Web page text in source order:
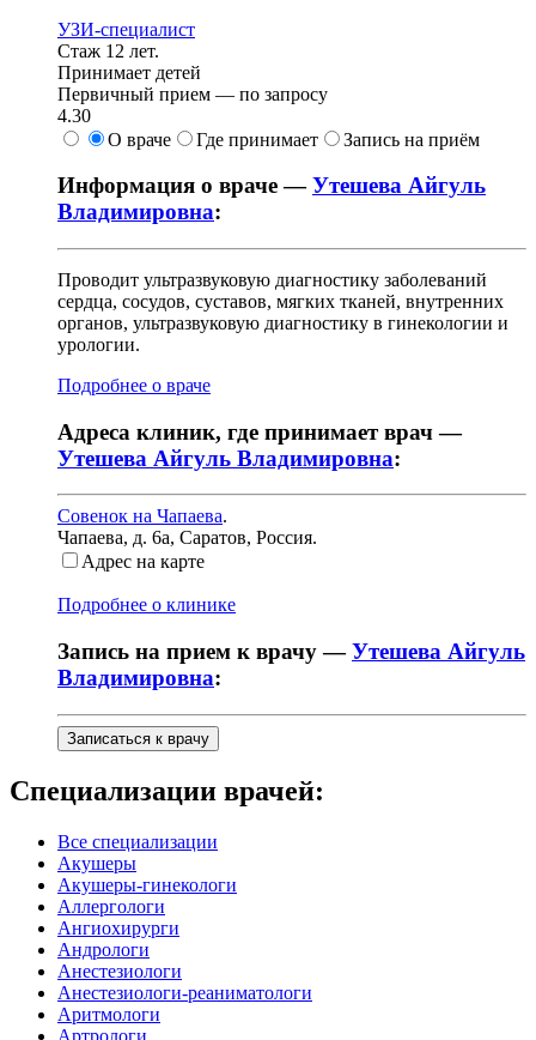
УЗИ-специалист
Стаж 12 лет.
Принимает детей
Первичный прием — по запросу
4.30
О враче
Где принимает Запись на приём
Информация о враче —Утешева Айгуль
Владимировна:
Проводит ультразвуковую диагностику заболеваний
сердца, сосудов, суставов, мягких тканей, внутренних
органов, ультразвуковую диагностику в гинекологии и
урологии.
Подробнее о враче
Адреса клиник, где принимает врач —
Утешева Айгуль Владимировна:
Совенок на Чапаева.
Чапаева, д. 6а, Саратов, Россия.
Адрес на карте
Подробнее о клинике
Запись на прием к врачу —Утешева Айгуль
Владимировна:
Записаться к врачу
Специализации врачей:
Все специализации
Акушеры
Акушеры-гинекологи
Аллергологи
Ангиохирурги
Андрологи
Анестезиологи
Анестезиологи-реаниматологи
Аритмологи
Артрологи